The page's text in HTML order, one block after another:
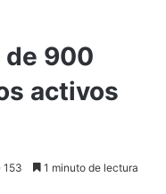
de 900
activos
153 1 minuto de lectura